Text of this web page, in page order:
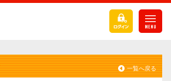
一覧へ戻る